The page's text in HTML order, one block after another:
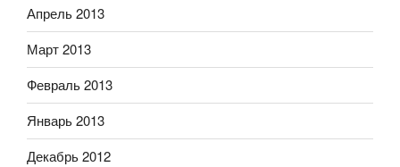
Апрель 2013
Март 2013
Февраль 2013
Январь 2013
Декабрь 2012